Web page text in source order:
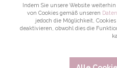
Indem Sie unsere Website
von Cookies gemäß unseren
jedoch die Möglichkeit,
deaktivieren, obwohl dies die